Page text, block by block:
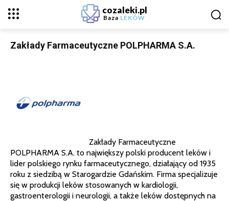
cozaleki.pl
Baza LEKÓW
Zakłady Farmaceutyczne POLPHARMA S.A.
Zakłady Farmaceutyczne
POLPHARMA S.A. to największy polski producent leków i
lider polskiego rynku farmaceutycznego, działający od 1935
roku z siedzibą w Starogardzie Gdańskim. Firma specjalizuje
się w produkcji leków stosowanych w kardiologii,
gastroenterologii i neurologii, a także leków dostępnych na